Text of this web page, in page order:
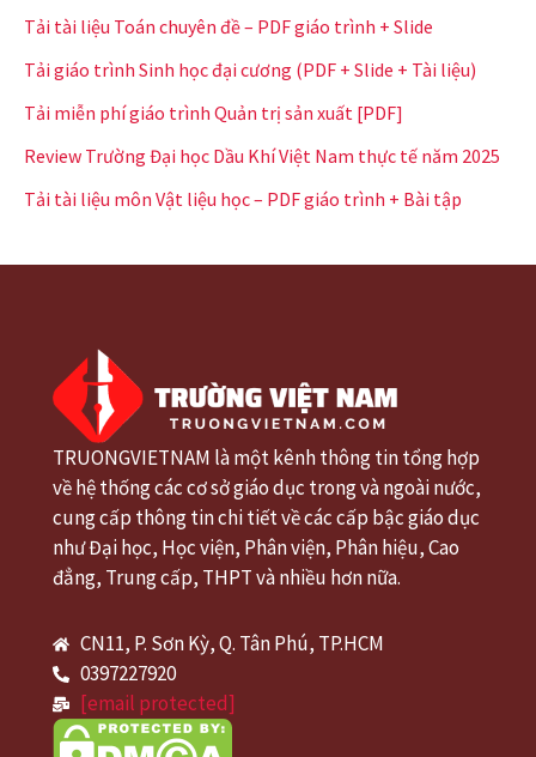
Tải tài liệu Toán chuyên đề – PDF giáo trình + Slide
Tải giáo trình Sinh học đại cương (PDF + Slide + Tài liệu)
Tải miễn phí giáo trình Quản trị sản xuất [PDF]
Review Trường Đại học Dầu Khí Việt Nam thực tế năm 2025
Tải tài liệu môn Vật liệu học – PDF giáo trình + Bài tập
TRUONGVIETNAM là một kênh thông tin tổng hợp
về hệ thống các cơ sở giáo dục trong và ngoài nước,
cung cấp thông tin chi tiết về các cấp bậc giáo dục
như Đại học, Học viện, Phân viện, Phân hiệu, Cao
đẳng, Trung cấp, THPT và nhiều hơn nữa.
CN11, P. Sơn Kỳ, Q. Tân Phú, TP.HCM
0397227920
[email protected]